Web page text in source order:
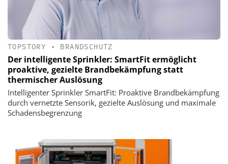
TOPSTORY • BRANDSCHUTZ
Der intelligente Sprinkler: SmartFit ermöglicht
proaktive, gezielte Brandbekämpfung statt
thermischer Auslösung
Intelligenter Sprinkler SmartFit: Proaktive Brandbekämpfung
durch vernetzte Sensorik, gezielte Auslösung und maximale
Schadensbegrenzung